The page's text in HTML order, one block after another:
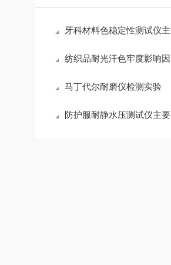
牙科材料色稳定性测试仪主要参数
纺织品耐光汗色牢度影响因素解析
马丁代尔耐磨仪检测实验
防护服耐静水压测试仪主要参数